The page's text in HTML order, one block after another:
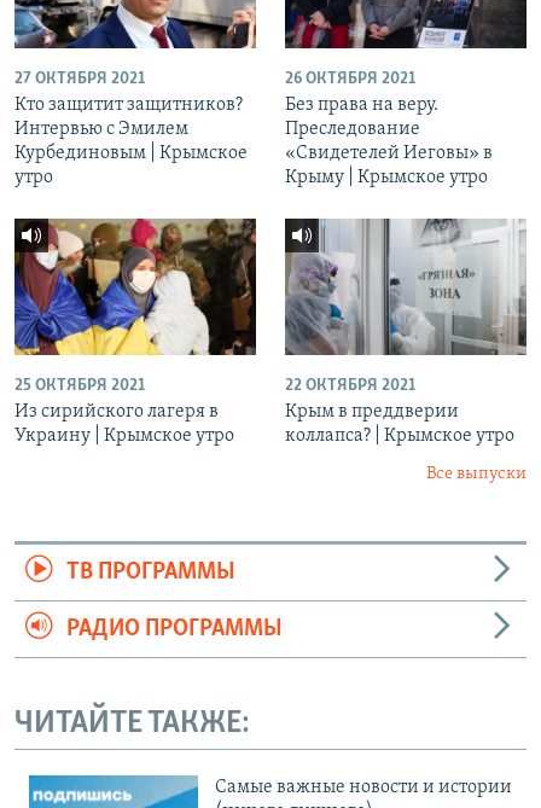
27 ОКТЯБРЯ 2021
Кто защитит защитников?
Интервью с Эмилем
Курбединовым | Крымское
утро
26 ОКТЯБРЯ 2021
Без права на веру.
Преследование
«Свидетелей Иеговы» в
Крыму | Крымское утро
25 ОКТЯБРЯ 2021
Из сирийского лагеря в
Украину | Крымское утро
22 ОКТЯБРЯ 2021
Крым в преддверии
коллапса? | Крымское утро
Все выпуски
ТВ ПРОГРАММЫ
РАДИО ПРОГРАММЫ
ЧИТАЙТЕ ТАКЖЕ:
Cамые важные новости и истории